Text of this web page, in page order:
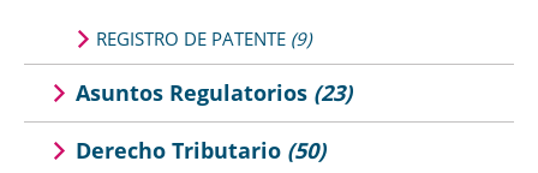
REGISTRO DE PATENTE (9)
Asuntos Regulatorios (23)
Derecho Tributario (50)